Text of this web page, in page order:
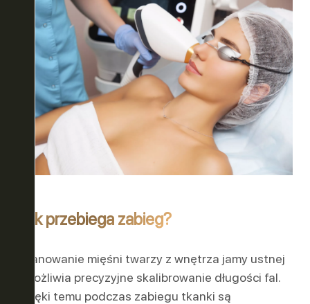
Jak przebiega zabieg?
Skanowanie mięśni twarzy z wnętrza jamy ustnej
umożliwia precyzyjne skalibrowanie długości fal.
Dzięki temu podczas zabiegu tkanki są